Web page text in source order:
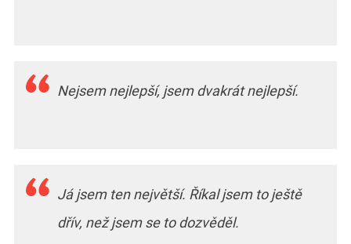
Nejsem nejlepší, jsem dvakrát nejlepší.
Já jsem ten největší. Říkal jsem to ještě
dřív, než jsem se to dozvěděl.